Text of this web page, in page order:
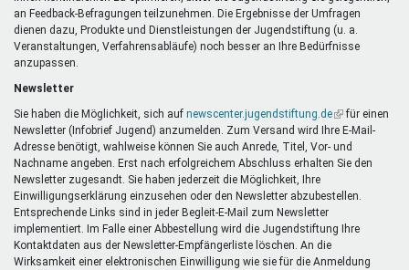
an Feedback-Befragungen teilzunehmen. Die Ergebnisse der Umfragen
dienen dazu, Produkte und Dienstleistungen der Jugendstiftung (u. a.
Veranstaltungen, Verfahrensabläufe) noch besser an Ihre Bedürfnisse
anzupassen.
Newsletter
Sie haben die Möglichkeit, sich auf newscenter.jugendstiftung.de(Link
ist
extern)
für einen
Newsletter (Infobrief Jugend) anzumelden. Zum Versand wird Ihre E-Mail-
Adresse benötigt, wahlweise können Sie auch Anrede, Titel, Vor- und
Nachname angeben. Erst nach erfolgreichem Abschluss erhalten Sie den
Newsletter zugesandt. Sie haben jederzeit die Möglichkeit, Ihre
Einwilligungserklärung einzusehen oder den Newsletter abzubestellen.
Entsprechende Links sind in jeder Begleit-E-Mail zum Newsletter
implementiert. Im Falle einer Abbestellung wird die Jugendstiftung Ihre
Kontaktdaten aus der Newsletter-Empfängerliste löschen. An die
Wirksamkeit einer elektronischen Einwilligung wie sie für die Anmeldung